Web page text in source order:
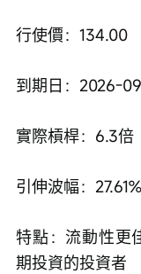
行使價：134.00
到期日：2026-
實際槓桿：6.3倍
引伸波幅：27.61%
特點：流動性更
期投資的投資者